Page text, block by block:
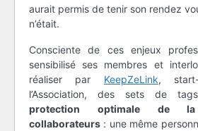
aurait permis de tenir son rendez
n’était.
Consciente de ces enjeux
sensibilisé ses membres et
réaliser par KeepZeLink,
l’Association, des sets de
protection optimale de
collaborateurs : une même